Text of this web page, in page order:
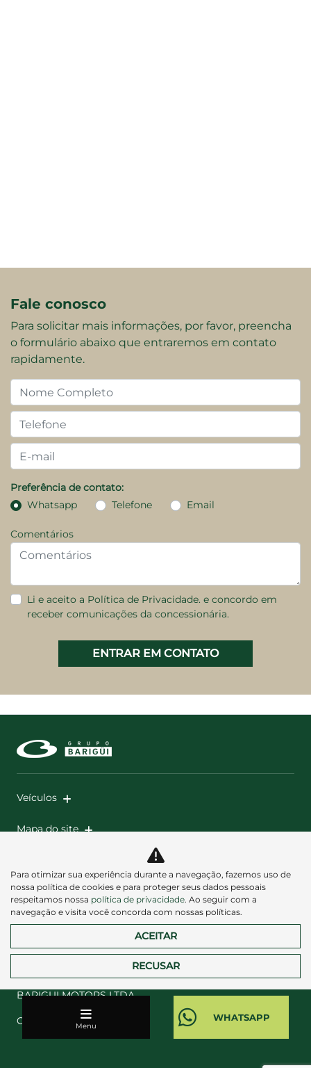
Fale conosco
Para solicitar mais informações, por favor, preencha
o formulário abaixo que entraremos em contato
rapidamente.
Preferência de contato:
Whatsapp
Telefone Email
Comentários
Li e aceito a Política de Privacidade. e concordo em
receber comunicações da concessionária.
ENTRAR EM CONTATO
Veículos
Mapa do site
Desacelere. Seu bem maior é a vida.
BARIGUI MOTORS LTDA
CNPJ: 61.293.241/0001-60
Menu
Para otimizar sua experiência durante a navegação, fazemos uso de
nossa política de cookies e para proteger seus dados pessoais
respeitamos nossa política de privacidade. Ao seguir com a
navegação e visita você concorda com nossas políticas.
ACEITAR
RECUSAR